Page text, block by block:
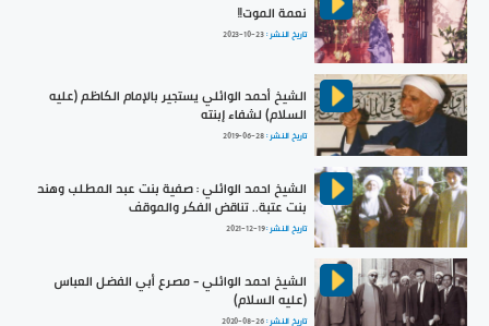
نعمة الموت!!
تاريخ النشر :2023-10-23
الشيخ أحمد الوائلي يستجير بالإمام الكاظم (عليه
السلام) لشفاء إبنته
تاريخ النشر :2019-06-28
الشيخ احمد الوائلي : صفية بنت عبد المطلب وهند
بنت عتبة.. تناقض الفكر والموقف
تاريخ النشر :2021-12-19
الشيخ احمد الوائلي - مصرع أبي الفضل العباس
(عليه السلام)
تاريخ النشر :2020-08-26